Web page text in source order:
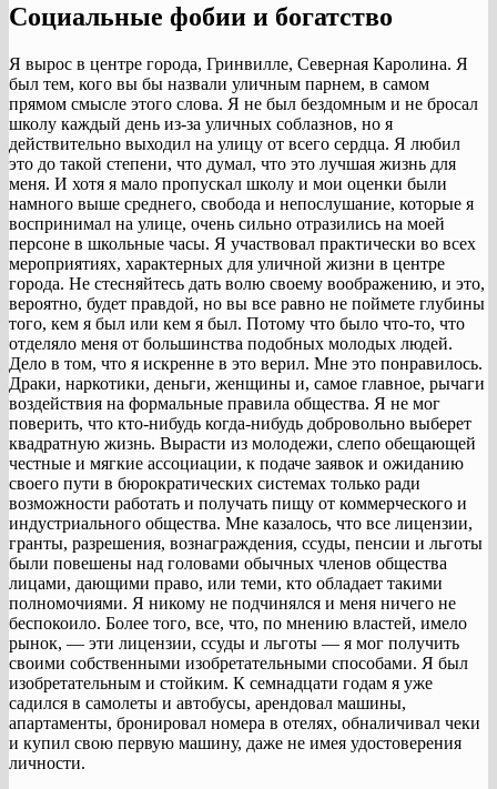
Социальные фобии и богатство
Я вырос в центре города, Гринвилле, Северная Каролина. Я
был тем, кого вы бы назвали уличным парнем, в самом
прямом смысле этого слова. Я не был бездомным и не бросал
школу каждый день из-за уличных соблазнов, но я
действительно выходил на улицу от всего сердца. Я любил
это до такой степени, что думал, что это лучшая жизнь для
меня. И хотя я мало пропускал школу и мои оценки были
намного выше среднего, свобода и непослушание, которые я
воспринимал на улице, очень сильно отразились на моей
персоне в школьные часы. Я участвовал практически во всех
мероприятиях, характерных для уличной жизни в центре
города. Не стесняйтесь дать волю своему воображению, и это,
вероятно, будет правдой, но вы все равно не поймете глубины
того, кем я был или кем я был. Потому что было что-то, что
отделяло меня от большинства подобных молодых людей.
Дело в том, что я искренне в это верил. Мне это понравилось.
Драки, наркотики, деньги, женщины и, самое главное, рычаги
воздействия на формальные правила общества. Я не мог
поверить, что кто-нибудь когда-нибудь добровольно выберет
квадратную жизнь. Вырасти из молодежи, слепо обещающей
честные и мягкие ассоциации, к подаче заявок и ожиданию
своего пути в бюрократических системах только ради
возможности работать и получать пищу от коммерческого и
индустриального общества. Мне казалось, что все лицензии,
гранты, разрешения, вознаграждения, ссуды, пенсии и льготы
были повешены над головами обычных членов общества
лицами, дающими право, или теми, кто обладает такими
полномочиями. Я никому не подчинялся и меня ничего не
беспокоило. Более того, все, что, по мнению властей, имело
рынок, — эти лицензии, ссуды и льготы — я мог получить
своими собственными изобретательными способами. Я был
изобретательным и стойким. К семнадцати годам я уже
садился в самолеты и автобусы, арендовал машины,
апартаменты, бронировал номера в отелях, обналичивал чеки
и купил свою первую машину, даже не имея удостоверения
личности.